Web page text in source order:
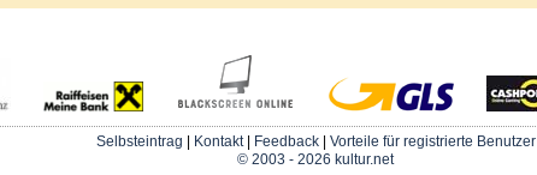
Selbsteintrag Kontakt| Feedback| Vorteile für registrierte Benutzer
© 2003 - 2026 kultur.net